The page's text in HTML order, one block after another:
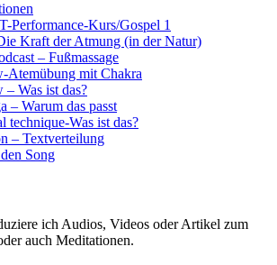
Performance-Kurs/Gospel 1
Kraft der Atmung (in der Natur)
– Fußmassage
Atemübung mit Chakra
Was ist das?
– Warum das passt
technique-Was ist das?
– Textverteilung
Song
ich Audios, Videos oder Artikel zum
auch Meditationen.